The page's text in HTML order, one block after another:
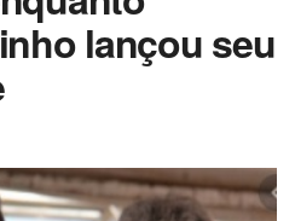
lançou seu